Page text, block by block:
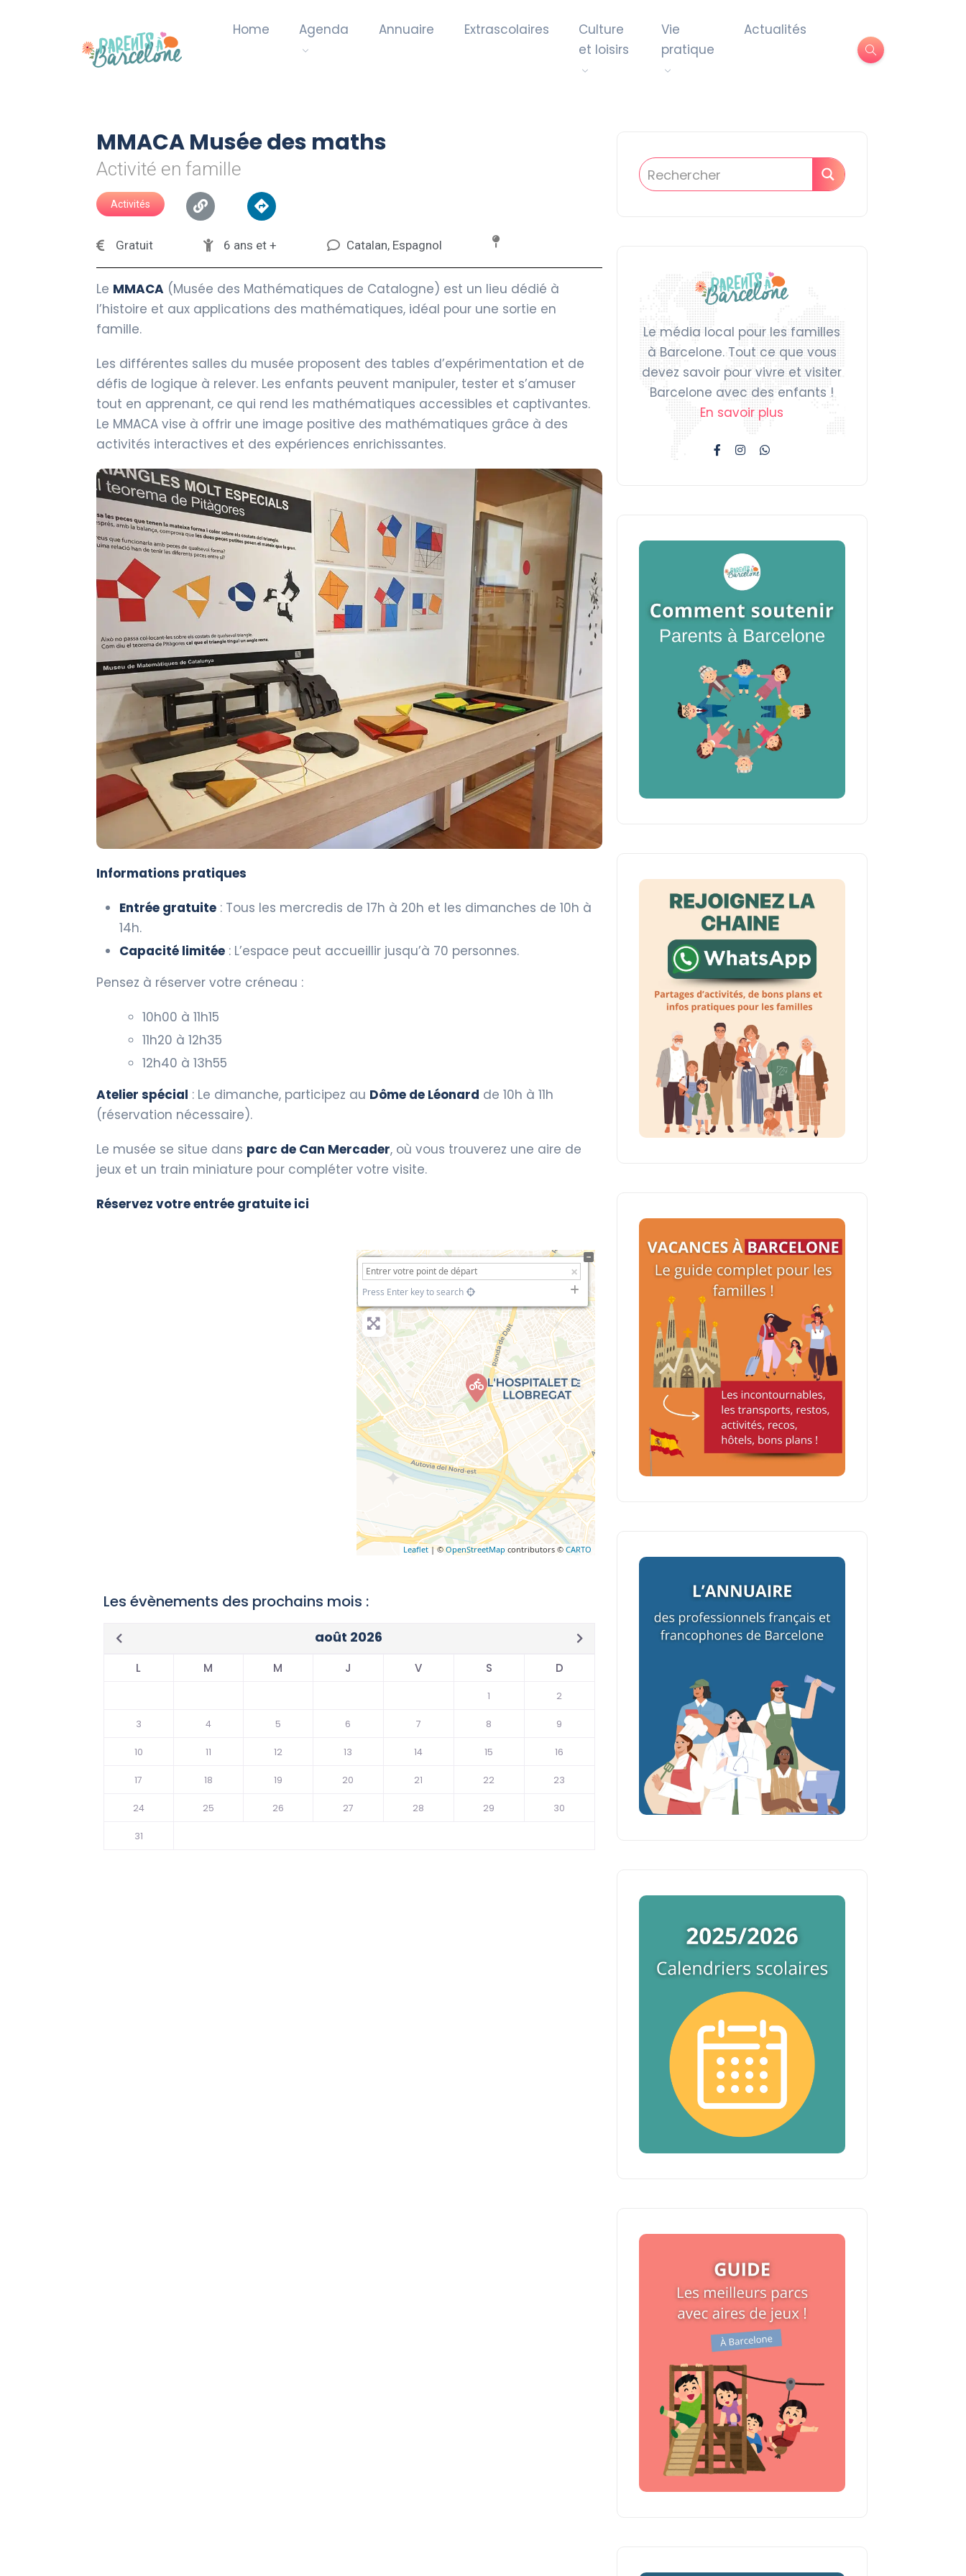
Home Agenda Annuaire Extrascolaires
Culture
et loisirs
Vie
pratique
Actualités
MMACA Musée des maths
Activité en famille
Activités
Gratuit 6 ans et + Catalan, Espagnol
Le MMACA(Musée des Mathématiques de Catalogne) est un lieu dédié à
l’histoire et aux applications des mathématiques, idéal pour une sortie en
famille.
Les différentes salles du musée proposent des tables d’expérimentation et de
défis de logique à relever. Les enfants peuvent manipuler, tester et s’amuser
tout en apprenant, ce qui rend les mathématiques accessibles et captivantes.
Le MMACA vise à offrir une image positive des mathématiques grâce à des
activités interactives et des expériences enrichissantes.
Informations pratiques
Entrée gratuite: Tous les mercredis de 17h à 20h et les dimanches de 10h à
14h.
Capacité limitée: L’espace peut accueillir jusqu’à 70 personnes.
Pensez à réserver votre créneau :
10h00 à 11h15
11h20 à 12h35
12h40 à 13h55
Atelier spécial : Le dimanche, participez au Dôme de Léonard de 10h à 11h
(réservation nécessaire).
Le musée se situe dans parc de Can Mercader, où vous trouverez une aire de
jeux et un train miniature pour compléter votre visite.
Réservez votre entrée gratuite ici
+
−
Press Enter key to search
Leaflet| ©OpenStreetMapcontributors © CARTO
Les évènements des prochains mois :
août 2026
L M M J V S D
1 2
3 4 5 6 7 8 9
10 11 12 13 14 15 16
17 18 19 20 21 22 23
24 25 26 27 28 29 30
31
Le média local pour les familles
à Barcelone. Tout ce que vous
devez savoir pour vivre et visiter
Barcelone avec des enfants !
En savoir plus